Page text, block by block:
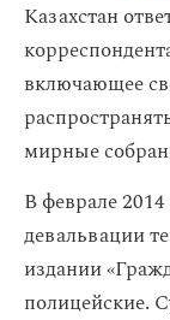
Казахстан
включающее
мирные
В феврале
девальвации
издании
полицейские.